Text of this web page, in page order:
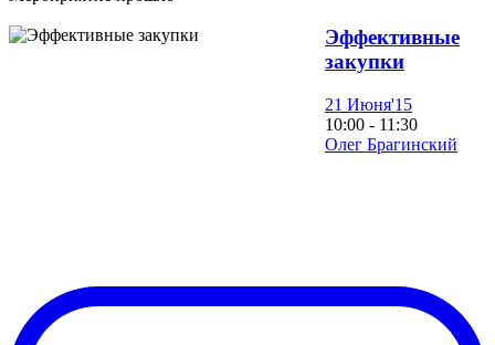
Эффективные
закупки
21 Июня'15
10:00 - 11:30
Олег Брагинский